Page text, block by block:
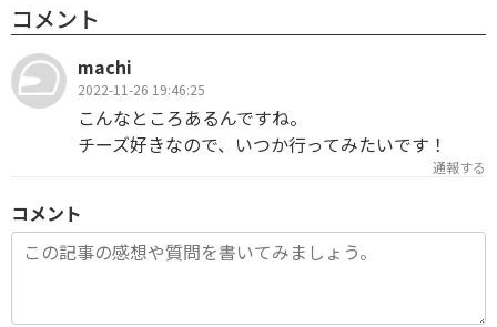
コメント
machi
2022-11-26 19:46:25
こんなところあるんですね。
チーズ好きなので、いつか行ってみたいです！
通報する
コメント